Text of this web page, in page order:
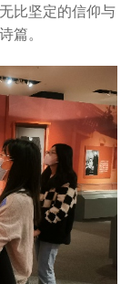
比坚定的信仰与
篇。